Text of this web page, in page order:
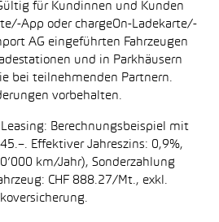
für Kundinnen und Kunden
App oder chargeOn-Ladekarte/-
AG eingeführten Fahrzeugen
und in Parkhäusern
bei teilnehmenden Partnern.
vorbehalten.
Berechnungsbeispiel mit
Effektiver Jahreszins: 0,9%,
km/Jahr), Sonderzahlung
CHF 888.27/Mt., exkl.